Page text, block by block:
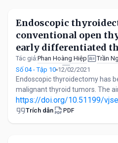
Endoscopic
conventional open
early differentiated
Tác giả:Phan Hoàng Hiệp
Trần
Dinh Ngoc Trieu
Số 04 - Tập 10 12/02/2021
Endoscopic thyroidectomy has
malignant thyroid tumors. The
https://doi.org/10.51199/
Trích dẫn PDF